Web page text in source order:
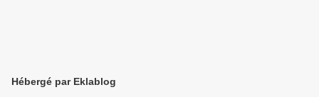
Hébergé par Eklablog